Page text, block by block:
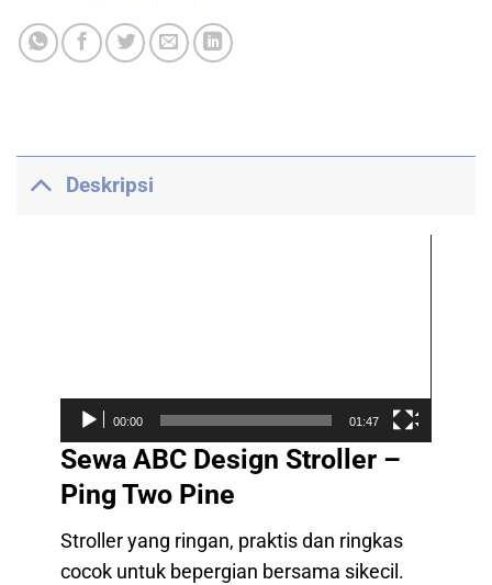
Deskripsi
00:00 01:47
Sewa ABC Design Stroller –
Ping Two Pine
Stroller yang ringan, praktis dan ringkas
cocok untuk bepergian bersama sikecil.